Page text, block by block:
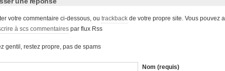
votre commentaire ci-dessous, ou trackback de votre propre site. Vous pouvez
à scs commentaires par flux Rss
gentil, restez propre, pas de spams
Nom (requis)